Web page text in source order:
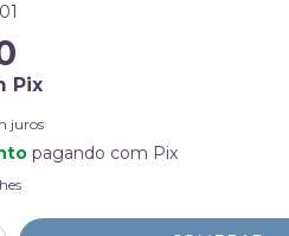
Pix
juros
pagando com Pix